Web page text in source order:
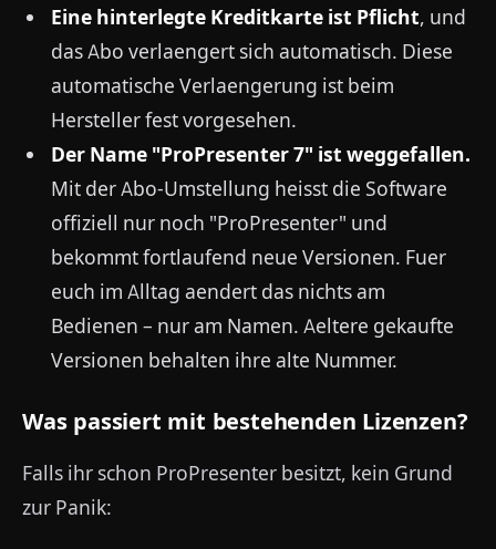
Eine hinterlegte Kreditkarte ist Pflicht, und
das Abo verlaengert sich automatisch. Diese
automatische Verlaengerung ist beim
Hersteller fest vorgesehen.
Der Name "ProPresenter 7" ist weggefallen.
Mit der Abo-Umstellung heisst die Software
offiziell nur noch "ProPresenter" und
bekommt fortlaufend neue Versionen. Fuer
euch im Alltag aendert das nichts am
Bedienen – nur am Namen. Aeltere gekaufte
Versionen behalten ihre alte Nummer.
Was passiert mit bestehenden Lizenzen?
Falls ihr schon ProPresenter besitzt, kein Grund
zur Panik: